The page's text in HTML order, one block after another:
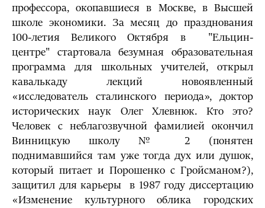
профессора, окопавшиеся в Москве, в Высшей
школе экономики. За месяц до празднования
100-летия Великого Октября в "Ельцин-
центре" стартовала безумная образовательная
программа для школьных учителей, открыл
кавалькаду лекций новоявленный
«исследователь сталинского периода», доктор
исторических наук Олег Хлевнюк. Кто это?
Человек с неблагозвучной фамилией окончил
Винницкую школу № 2 (понятен
поднимавшийся там уже тогда дух или душок,
который питает и Порошенко с Гройсманом?),
защитил для карьеры в 1987 году диссертацию
«Изменение культурного облика городских